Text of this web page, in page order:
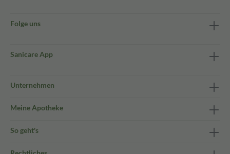
Folge uns
Sanicare App
Unternehmen
Meine Apotheke
So geht's